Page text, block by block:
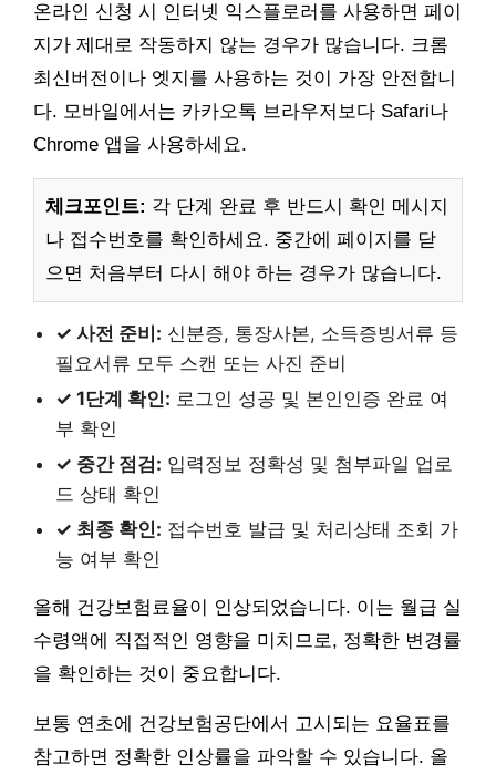
온라인 신청 시 인터넷 익스플로러를 사용하면 페이
지가 제대로 작동하지 않는 경우가 많습니다. 크롬
최신버전이나 엣지를 사용하는 것이 가장 안전합니
다. 모바일에서는 카카오톡 브라우저보다 Safari나
Chrome 앱을 사용하세요.
체크포인트: 각 단계 완료 후 반드시 확인 메시지
나 접수번호를 확인하세요. 중간에 페이지를 닫
으면 처음부터 다시 해야 하는 경우가 많습니다.
✓ 사전 준비: 신분증, 통장사본, 소득증빙서류 등
필요서류 모두 스캔 또는 사진 준비
✓ 1단계 확인: 로그인 성공 및 본인인증 완료 여
부 확인
✓ 중간 점검: 입력정보 정확성 및 첨부파일 업로
드 상태 확인
✓ 최종 확인: 접수번호 발급 및 처리상태 조회 가
능 여부 확인
올해 건강보험료율이 인상되었습니다. 이는 월급 실
수령액에 직접적인 영향을 미치므로, 정확한 변경률
을 확인하는 것이 중요합니다.
보통 연초에 건강보험공단에서 고시되는 요율표를
참고하면 정확한 인상률을 파악할 수 있습니다. 올